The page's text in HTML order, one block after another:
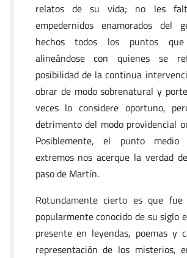
relatos de su vida; no les
empedernidos enamorados del
hechos todos los puntos
alineándose con quienes se
posibilidad de la continua
obrar de modo sobrenatural y
veces lo considere oportuno,
detrimento del modo providencial
Posiblemente, el punto medio
extremos nos acerque la verdad
paso de Martín.
Rotundamente cierto es que
popularmente conocido de su siglo
presente en leyendas, poemas y
representación de los misterios,